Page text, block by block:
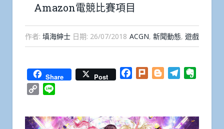
Amazon電競比賽項目
作者: 填海紳士 日期: 26/07/2018 ACGN, 新聞動態, 遊戲
Share Post Facebook
Plurk BloggerTelegram
Copy